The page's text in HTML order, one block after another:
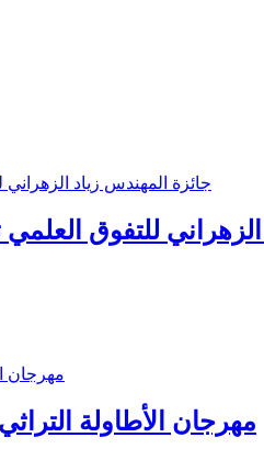
للتفوق العلمي
مهرجان الأطاولة